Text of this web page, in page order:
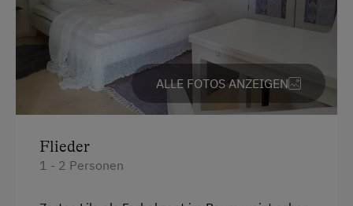
ALLE FOTOS ANZEIGEN
Flieder
1 - 2 Personen